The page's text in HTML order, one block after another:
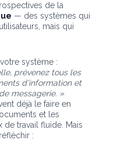
de la
— des systèmes qui
mais qui
système :
prévenez tous les
d'information et
messagerie. »
déjà le faire en
et les
travail fluide. Mais
: